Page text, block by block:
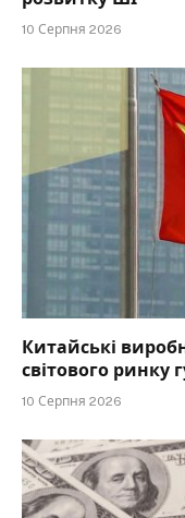
10 Серпня 2026
Китайські
світового ринку
10 Серпня 2026